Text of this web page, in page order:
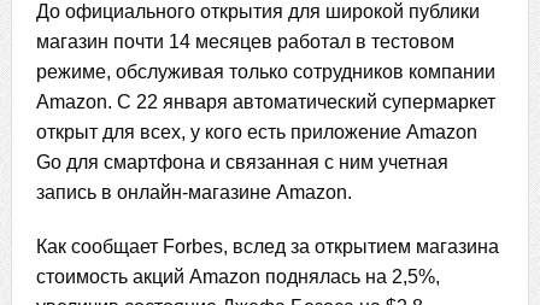
До официального открытия для широкой публики
магазин почти 14 месяцев работал в тестовом
режиме, обслуживая только сотрудников компании
Amazon. С 22 января автоматический супермаркет
открыт для всех, у кого есть приложение Amazon
Go для смартфона и связанная с ним учетная
запись в онлайн-магазине Amazon.
Как сообщает Forbes, вслед за открытием магазина
стоимость акций Amazon поднялась на 2,5%,